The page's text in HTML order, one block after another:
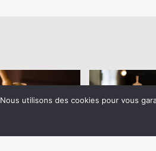
Nous utilisons des cookies pour vous